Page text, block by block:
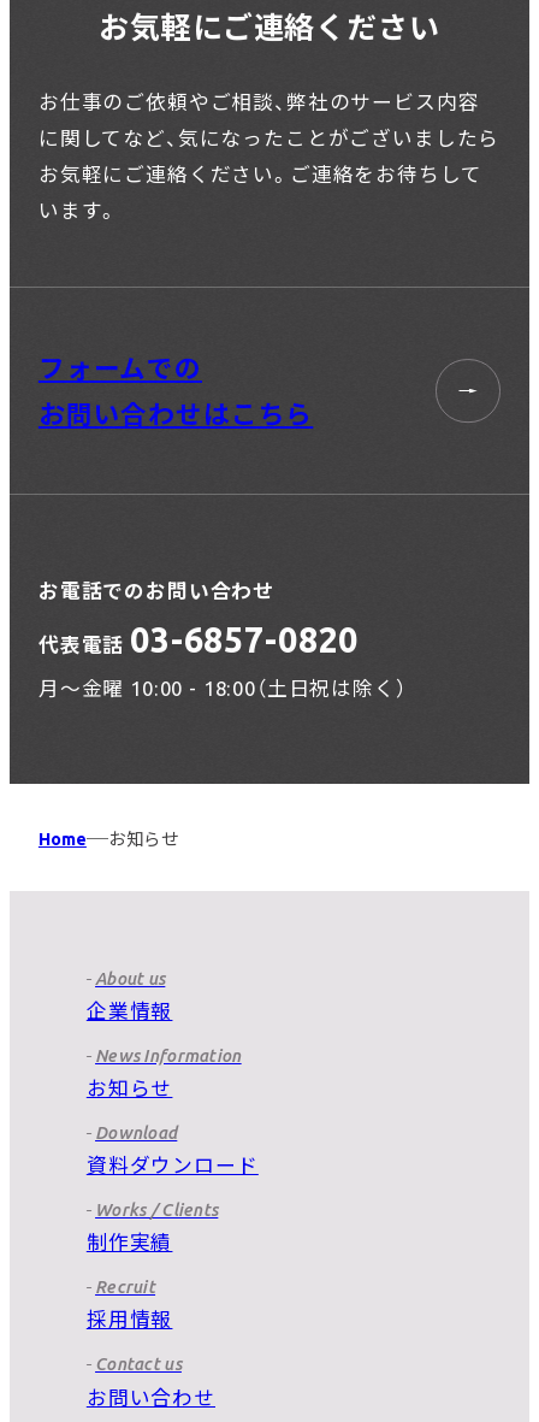
お気軽にご連絡ください
お仕事のご依頼やご相談、弊社のサービス内容
に関してなど、 気になったことがございましたら
お気軽にご連絡ください。 ご連絡をお待ちして
います。
フォームでの
お問い合わせはこちら
お電話でのお問い合わせ
代表電話 03-6857-0820
月〜金曜 10:00 - 18:00（土日祝は除く）
Home お知らせ
About us
企業情報
News Information
お知らせ
Download
資料ダウンロード
Works / Clients
制作実績
Recruit
採用情報
Contact us
お問い合わせ